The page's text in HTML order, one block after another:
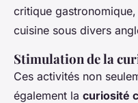
critique
cuisine sous divers
Stimulation de la
Ces activités non
également la curiosité